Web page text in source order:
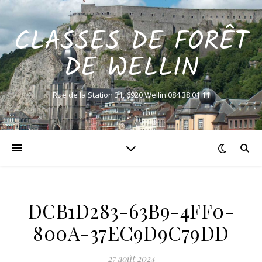
CLASSES DE FORÊT
DE WELLIN
Rue de la Station 31, 6920 Wellin 084 38 01 11
DCB1D283-63B9-4FF0-
800A-37EC9D9C79DD
27 août 2024